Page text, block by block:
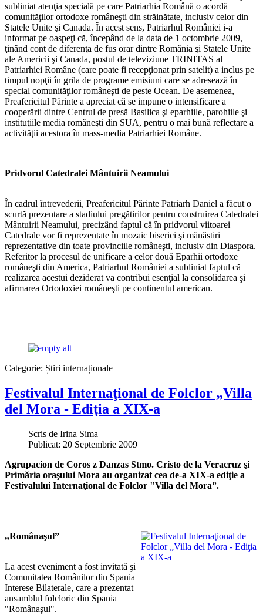
subliniat atenţia specială pe care Patriarhia Română o acordă
comunităţilor ortodoxe româneşti din străinătate, inclusiv celor din
Statele Unite şi Canada. În acest sens, Patriarhul României i-a
informat pe oaspeţi că, începând de la data de 1 octombrie 2009,
ţinând cont de diferenţa de fus orar dintre România şi Statele Unite
ale Americii şi Canada, postul de televiziune TRINITAS al
Patriarhiei Române (care poate fi recepţionat prin satelit) a inclus pe
timpul nopţii în grila de programe emisiuni care se adresează în
special comunităţilor româneşti de peste Ocean. De asemenea,
Preafericitul Părinte a apreciat că se impune o intensificare a
cooperării dintre Centrul de presă Basilica şi eparhiile, parohiile şi
instituţiile media româneşti din SUA, pentru o mai bună reflectare a
activităţii acestora în mass-media Patriarhiei Române.
Pridvorul Catedralei Mântuirii Neamului
În cadrul întrevederii, Preafericitul Părinte Patriarh Daniel a făcut o
scurtă prezentare a stadiului pregătirilor pentru construirea Catedralei
Mântuirii Neamului, precizând faptul că în pridvorul viitoarei
Catedrale vor fi reprezentate în mozaic biserici şi mănăstiri
reprezentative din toate provinciile româneşti, inclusiv din Diaspora.
Referitor la procesul de unificare a celor două Eparhii ortodoxe
româneşti din America, Patriarhul României a subliniat faptul că
realizarea acestui deziderat va contribui esenţial la consolidarea şi
afirmarea Ortodoxiei româneşti pe continentul american.
Categorie: Știri internaționale
Festivalul Internaţional de Folclor „Villa
del Mora - Ediţia a XIX-a
Scris de Irina Sima
Publicat: 20 Septembrie 2009
Agrupacion de Coros z Danzas Stmo. Cristo de la Veracruz şi
Primăria oraşului Mora au organizat cea de-a XIX-a ediţie a
Festivalului Internaţional de Folclor "Villa del Mora”.
„Românaşul”
La acest eveniment a fost invitată şi
Comunitatea Românilor din Spania
Interese Bilaterale, care a prezentat
ansamblul folcloric din Spania
"Românaşul".